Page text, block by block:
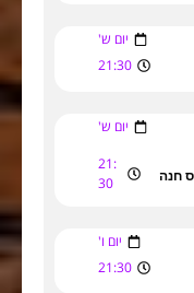
יום ש'
21:30
יום ש'
חנה
21:
30
יום ו'
21:30